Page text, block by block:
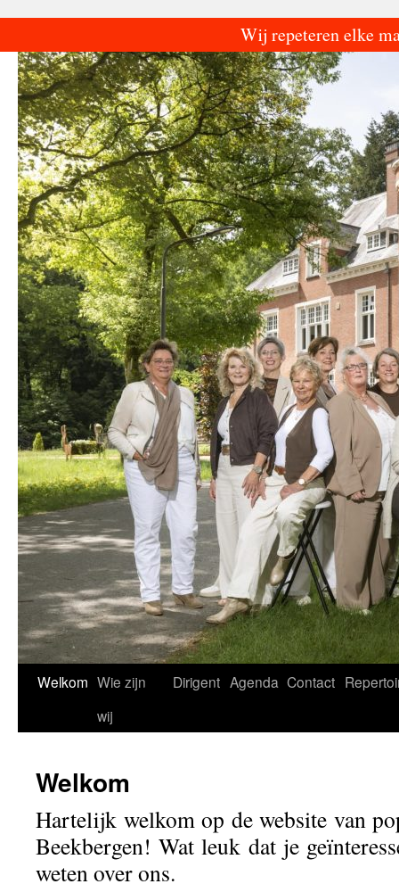
Wij repeteren elke
de
inhoud
Welkom Wie zijn
wij
Dirigent Agenda Contact
Welkom
Hartelijk welkom op de website van
Beekbergen! Wat leuk dat je
weten over ons.